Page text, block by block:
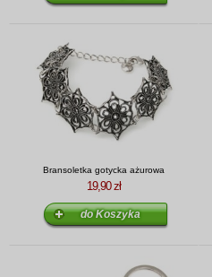
Bransoletka gotycka ażurowa
19,90 zł